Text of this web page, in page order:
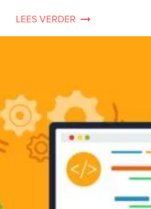
LEES VERDER